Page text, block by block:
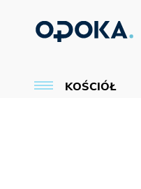
KOŚCIÓŁ